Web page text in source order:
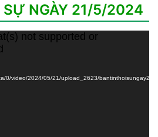
SỰ NGÀY 21/5/2024
not supported or
0/video/2024/05/21/upload_2623/